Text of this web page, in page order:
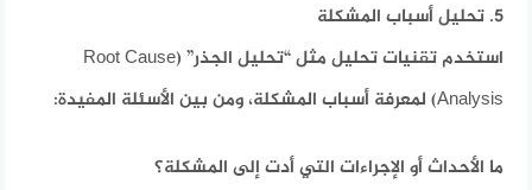
5. تحليل أسباب المشكلة
استخدم تقنيات تحليل مثل “تحليل الجذر” (Root Cause
Analysis) لمعرفة أسباب المشكلة، ومن بين الأسئلة المفيدة:
ما الأحداث أو الإجراءات التي أدت إلى المشكلة؟